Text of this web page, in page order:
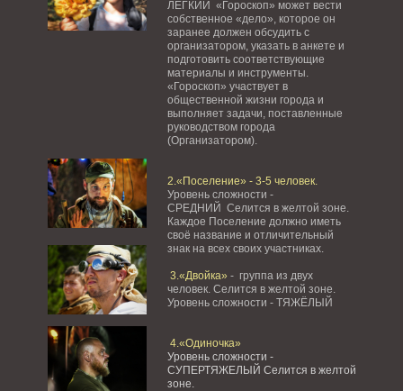
ЛЁГКИЙ «Гороскоп» может вести
собственное «дело», которое он
заранее должен обсудить с
организатором, указать в анкете и
подготовить соответствующие
материалы и инструменты.
«Гороскоп» участвует в
общественной жизни города и
выполняет задачи, поставленные
руководством города
(Организатором).
2.«Поселение» - 3-5 человек.
Уровень сложности -
СРЕДНИЙ Селится в желтой зоне.
Каждое Поселение должно иметь
своё название и отличительный
знак на всех своих участниках.
3.«Двойка» - группа из двух
человек. Селится в желтой зоне.
Уровень сложности - ТЯЖЁЛЫЙ
4.«Одиночка»
Уровень сложности -
СУПЕРТЯЖЕЛЫЙ Селится в желтой
зоне.